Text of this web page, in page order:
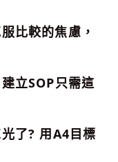
比較的焦慮，
立SOP只需這
了? 用A4目標